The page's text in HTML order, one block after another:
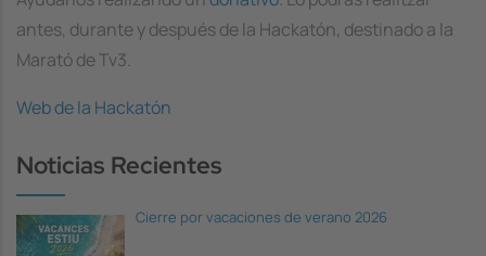
antes, durante y después de la Hackatón, destinado a la
Marató de Tv3.
Web de la Hackatón
Noticias Recientes
Cierre por vacaciones de verano 2026